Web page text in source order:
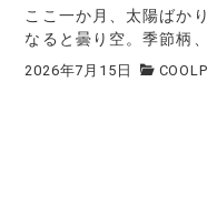
ここ一か月、太陽ばか
なると曇り空。季節柄
2026年7月15日